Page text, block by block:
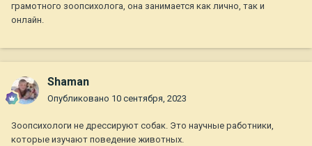
грамотного зоопсихолога, она занимается как лично, так и
онлайн.
Shaman
Опубликовано 10 сентября, 2023
Зоопсихологи не дрессируют собак. Это научные работники,
которые изучают поведение животных.